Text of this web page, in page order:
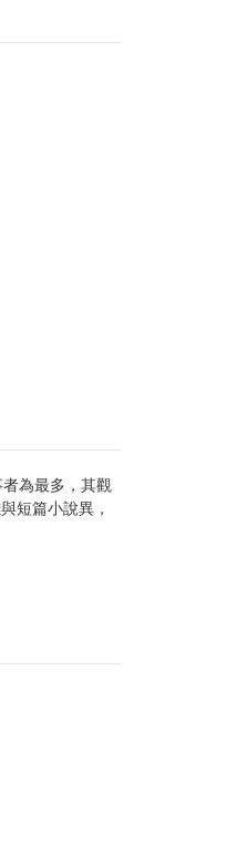
為最多，其觀
短篇小說異，